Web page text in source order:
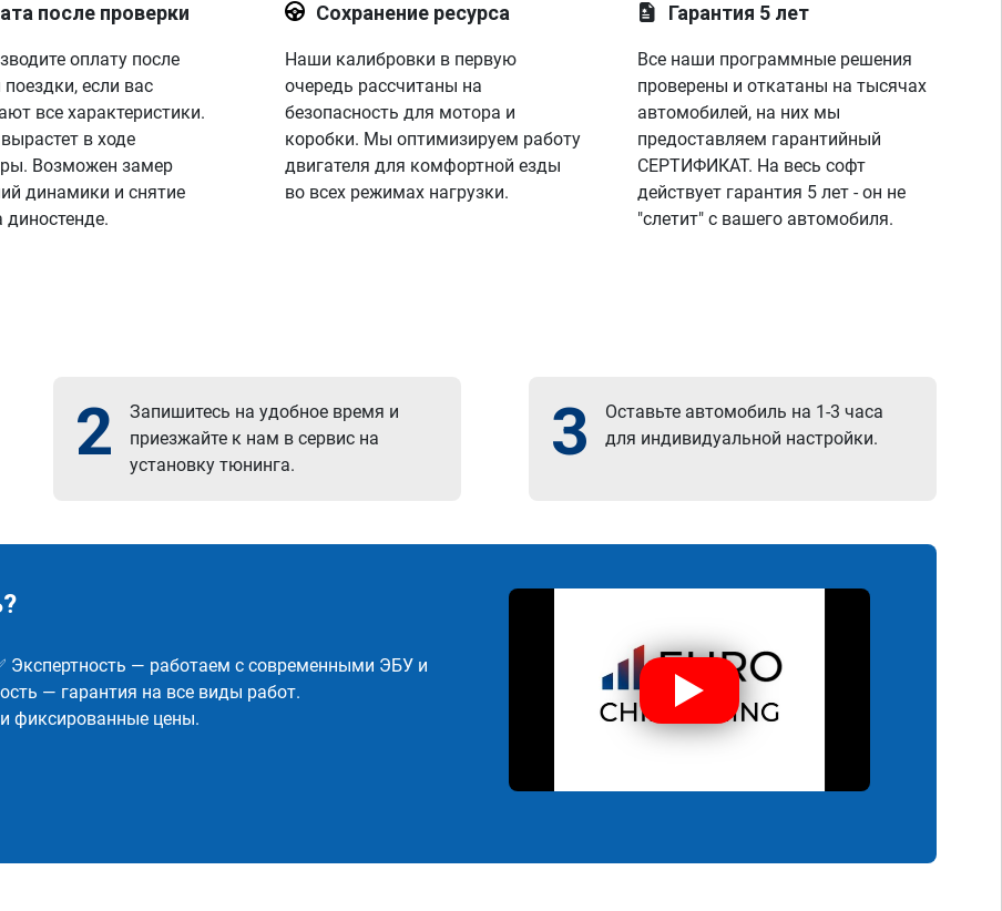
после проверки
оплату после
если вас
все характеристики.
в ходе
Возможен замер
динамики и снятие
диностенде.
Сохранение ресурса
Наши калибровки в первую
очередь рассчитаны на
безопасность для мотора и
коробки. Мы оптимизируем работу
двигателя для комфортной езды
во всех режимах нагрузки.
Гарантия 5 лет
Все наши программные решения
проверены и откатаны на тысячах
автомобилей, на них мы
предоставляем гарантийный
СЕРТИФИКАТ. На весь софт
действует гарантия 5 лет - он не
"слетит" с вашего автомобиля.
2
Запишитесь на удобное время и
приезжайте к нам в сервис на
установку тюнинга.
3
Оставьте автомобиль на 1-3 часа
для индивидуальной настройки.
Экспертность — работаем с современными ЭБУ и
— гарантия на все виды работ.
фиксированные цены.